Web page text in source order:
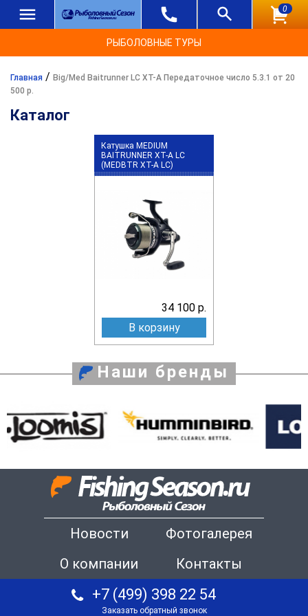
0
РЫБОЛОВНЫЕ ТУРЫ
Главная / Big/Med Baitrunner LC XT-A Передаточное число 5.3.1 от 20
500 р.
Каталог
Катушка MEDIUM
BAITRUNNER XT-A LC
(MEDBTR XT-A LC)
34 100 р.
В корзину
Наши бренды
Новости
Фотогалерея
О компании
Контакты
+7 (499) 398 22 54
Заказать обратный звонок